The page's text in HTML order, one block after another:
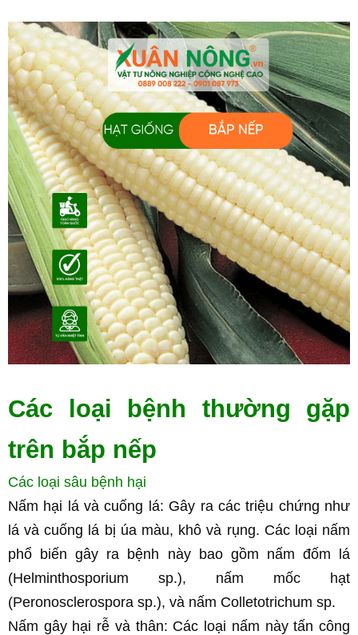
Các loại bệnh thường gặp
trên bắp nếp
Các loại sâu bệnh hại
Nấm hại lá và cuống lá: Gây ra các triệu chứng như
lá và cuống lá bị úa màu, khô và rụng. Các loại nấm
phổ biến gây ra bệnh này bao gồm nấm đốm lá
(Helminthosporium sp.), nấm mốc hạt
(Peronosclerospora sp.), và nấm Colletotrichum sp.
Nấm gây hại rễ và thân: Các loại nấm này tấn công